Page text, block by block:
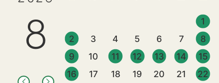
8
1
2
3 4 5 6 7
8
9
10 11 12 13 14
15
16
17 18 19 20 21
22